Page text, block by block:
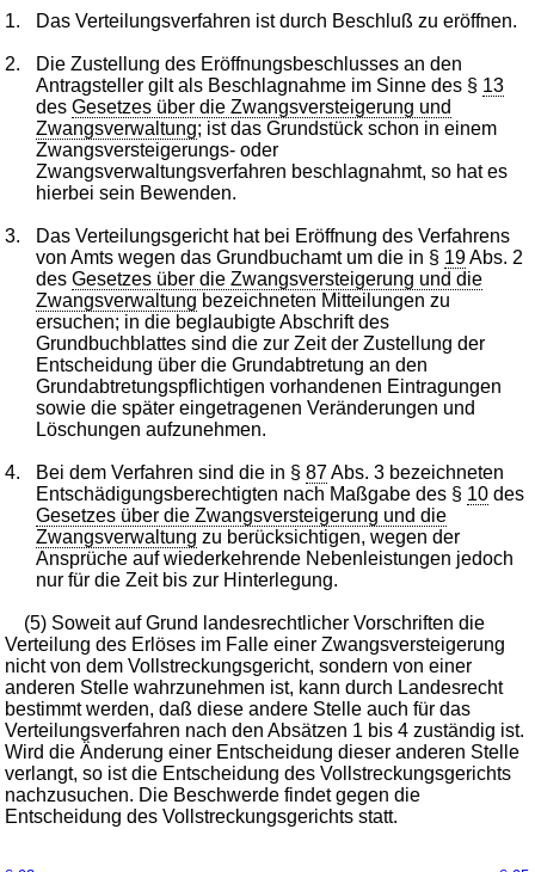
1. Das Verteilungsverfahren ist durch Beschluß zu eröffnen.
2.
Die Zustellung des Eröffnungsbeschlusses an den
Antragsteller gilt als Beschlagnahme im Sinne des § 13
desGesetzes über die Zwangsversteigerung und
Zwangsverwaltung; ist das Grundstück schon in einem
Zwangsversteigerungs- oder
Zwangsverwaltungsverfahren beschlagnahmt, so hat es
hierbei sein Bewenden.
3.
Das Verteilungsgericht hat bei Eröffnung des Verfahrens
von Amts wegen das Grundbuchamt um die in § 19Abs. 2
desGesetzes über die Zwangsversteigerung und die
Zwangsverwaltung bezeichneten Mitteilungen zu
ersuchen; in die beglaubigte Abschrift des
Grundbuchblattes sind die zur Zeit der Zustellung der
Entscheidung über die Grundabtretung an den
Grundabtretungspflichtigen vorhandenen Eintragungen
sowie die später eingetragenen Veränderungen und
Löschungen aufzunehmen.
4. Bei dem Verfahren sind die in §87Abs. 3 bezeichneten
Entschädigungsberechtigten nach Maßgabe des § 10 des
Gesetzes über die Zwangsversteigerung und die
Zwangsverwaltung zu berücksichtigen, wegen der
Ansprüche auf wiederkehrende Nebenleistungen jedoch
nur für die Zeit bis zur Hinterlegung.
(5) Soweit auf Grund landesrechtlicher Vorschriften die
Verteilung des Erlöses im Falle einer Zwangsversteigerung
nicht von dem Vollstreckungsgericht, sondern von einer
anderen Stelle wahrzunehmen ist, kann durch Landesrecht
bestimmt werden, daß diese andere Stelle auch für das
Verteilungsverfahren nach den Absätzen 1 bis 4 zuständig ist.
Wird die Änderung einer Entscheidung dieser anderen Stelle
verlangt, so ist die Entscheidung des Vollstreckungsgerichts
nachzusuchen. Die Beschwerde findet gegen die
Entscheidung des Vollstreckungsgerichts statt.